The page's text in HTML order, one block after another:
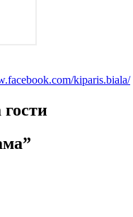
kiparis.biala/